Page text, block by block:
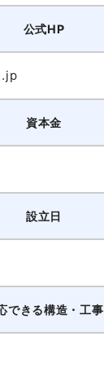
公式HP
資本金
設立日
できる構造・工事